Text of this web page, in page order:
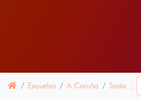
Esquelas A Coruña Sada